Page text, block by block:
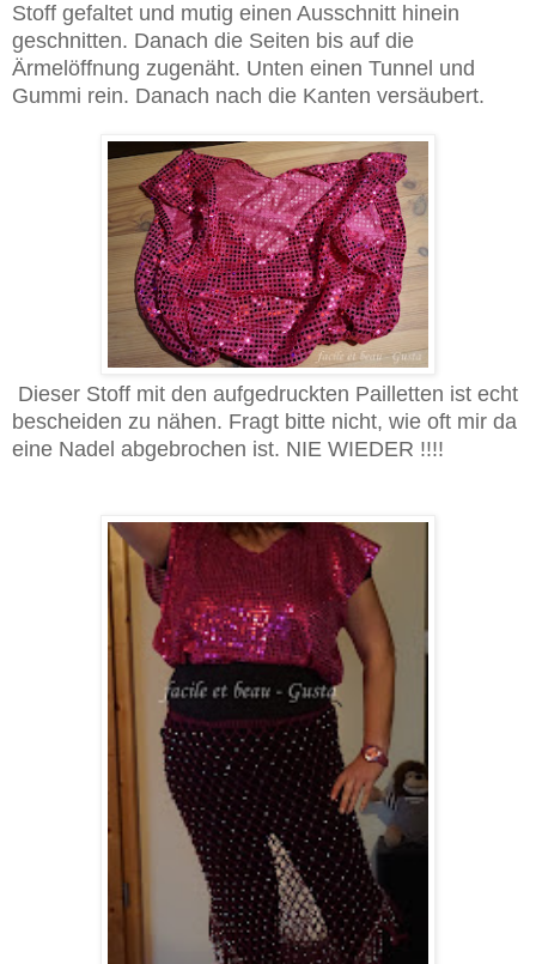
Stoff gefaltet und mutig einen Ausschnitt hinein
geschnitten. Danach die Seiten bis auf die
Ärmelöffnung zugenäht. Unten einen Tunnel und
Gummi rein. Danach nach die Kanten versäubert.
Dieser Stoff mit den aufgedruckten Pailletten ist echt
bescheiden zu nähen. Fragt bitte nicht, wie oft mir da
eine Nadel abgebrochen ist. NIE WIEDER !!!!